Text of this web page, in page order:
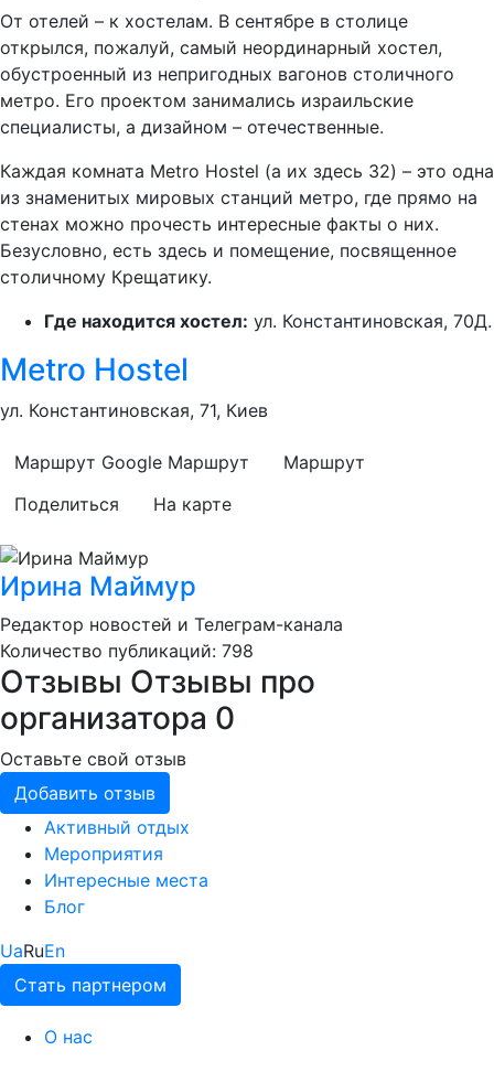
От отелей – к хостелам. В сентябре в столице
открылся, пожалуй, самый неординарный хостел,
обустроенный из непригодных вагонов столичного
метро. Его проектом занимались израильские
специалисты, а дизайном – отечественные.
Каждая комната Metro Hostel (а их здесь 32) – это одна
из знаменитых мировых станций метро, где прямо на
стенах можно прочесть интересные факты о них.
Безусловно, есть здесь и помещение, посвященное
столичному Крещатику.
Где находится хостел: ул. Константиновская, 70Д.
Metro Hostel
ул. Константиновская, 71, Киев
Маршрут Google Маршрут
Маршрут
Поделиться
На карте
Ирина Маймур
Редактор новостей и Телеграм-канала
Количество публикаций: 798
Отзывы Отзывы про
организатора 0
Оставьте свой отзыв
Добавить отзыв
Активный отдых
Мероприятия
Интересные места
Блог
UaRuEn
Стать партнером
О нас